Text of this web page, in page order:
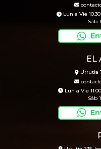
Lun a Vie 10.30
Sáb
EL
Urrutia
Lun a Vie 11.00
Sáb